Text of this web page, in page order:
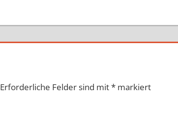
Erforderliche Felder sind mit*markiert